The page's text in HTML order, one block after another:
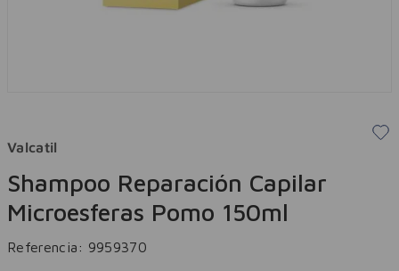
Valcatil
Shampoo Reparación Capilar
Microesferas Pomo 150ml
Referencia: 9959370